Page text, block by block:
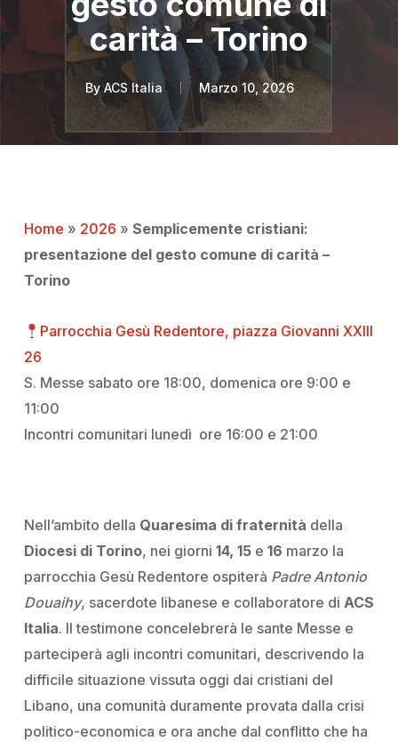
carità – Torino
By ACS Italia Marzo 10, 2026
Home » 2026 » Semplicemente cristiani:
presentazione del gesto comune di carità –
Torino
Parrocchia Gesù Redentore, piazza Giovanni XXIII
26
S. Messe sabato ore 18:00, domenica ore 9:00 e
11:00
Incontri comunitari lunedì ore 16:00 e 21:00
Nell’ambito della Quaresima di fraternità della
Diocesi di Torino, nei giorni 14, 15 e 16 marzo la
parrocchia Gesù Redentore ospiterà Padre Antonio
Douaihy, sacerdote libanese e collaboratore di ACS
Italia. Il testimone concelebrerà le sante Messe e
parteciperà agli incontri comunitari, descrivendo la
difficile situazione vissuta oggi dai cristiani del
Libano, una comunità duramente provata dalla crisi
politico-economica e ora anche dal conflitto che ha